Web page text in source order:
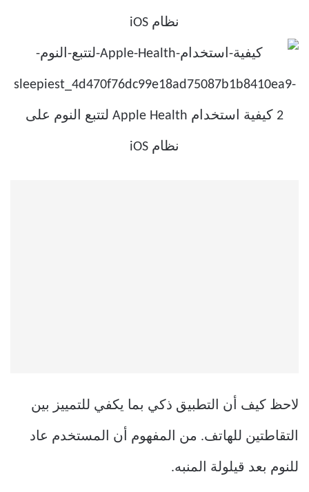
لاحظ كيف أن التطبيق ذكي بما يكفي للتمييز بين
التقاطتين للهاتف. من المفهوم أن المستخدم عاد
للنوم بعد قيلولة المنبه.